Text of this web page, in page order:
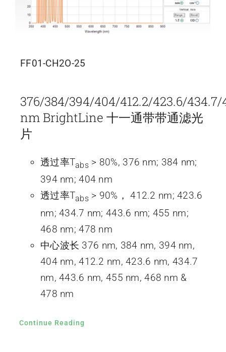
FF01-CH2O-25
376/384/394/404/412.2/423.6/
nm BrightLine 十一通带带通滤光
片
透过率Tabs > 80%, 376 nm; 384 nm;
394 nm; 404 nm
透过率Tabs > 90%， 412.2 nm; 423.6
nm; 434.7 nm; 443.6 nm; 455 nm;
468 nm; 478 nm
中心波长 376 nm, 384 nm, 394 nm,
404 nm, 412.2 nm, 423.6 nm, 434.7
nm, 443.6 nm, 455 nm, 468 nm &
478 nm
Continue Reading